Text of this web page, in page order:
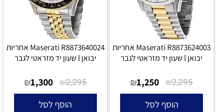
Maserati R8873624003 אחריות
יבואן l שעון יד מזראטי לגבר
₪2,295
₪1,250
הוסף לסל
Maserati R8873640024 אחריות
יבואן l שעון יד מזראטי לגבר
₪2,295
₪1,300
הוסף לסל